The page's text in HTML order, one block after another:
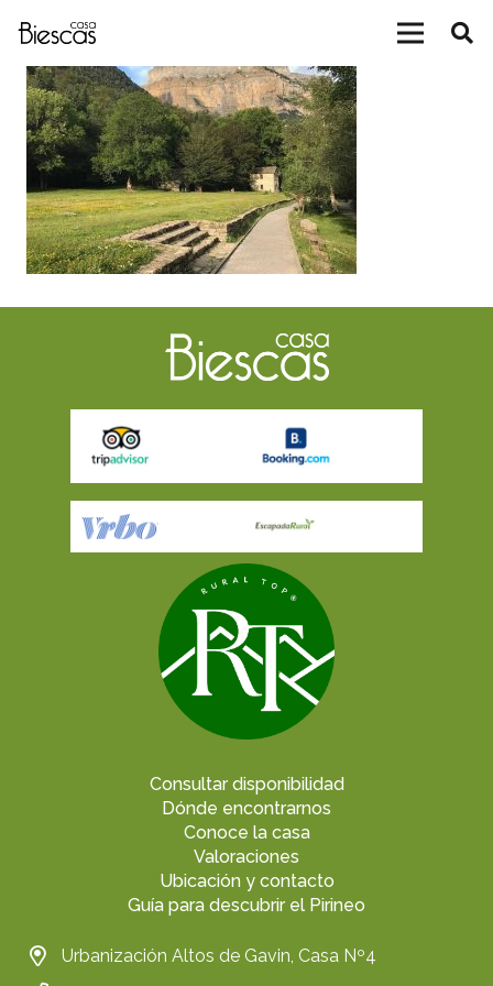
Consultar disponibilidad
Dónde encontrarnos
Conoce la casa
Valoraciones
Ubicación y contacto
Guía para descubrir el Pirineo
Urbanización Altos de Gavin, Casa Nº4